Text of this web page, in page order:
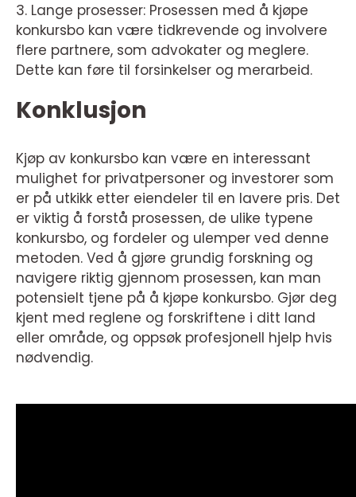
3. Lange prosesser: Prosessen med å kjøpe
konkursbo kan være tidkrevende og involvere
flere partnere, som advokater og meglere.
Dette kan føre til forsinkelser og merarbeid.
Konklusjon
Kjøp av konkursbo kan være en interessant
mulighet for privatpersoner og investorer som
er på utkikk etter eiendeler til en lavere pris. Det
er viktig å forstå prosessen, de ulike typene
konkursbo, og fordeler og ulemper ved denne
metoden. Ved å gjøre grundig forskning og
navigere riktig gjennom prosessen, kan man
potensielt tjene på å kjøpe konkursbo. Gjør deg
kjent med reglene og forskriftene i ditt land
eller område, og oppsøk profesjonell hjelp hvis
nødvendig.